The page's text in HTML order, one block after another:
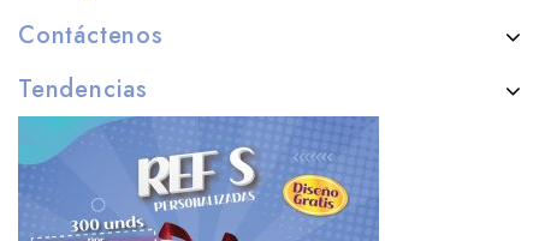
Contáctenos
Tendencias